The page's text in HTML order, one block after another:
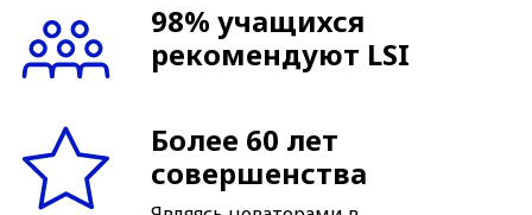
98% учащихся
рекомендуют LSI
Более 60 лет
совершенства